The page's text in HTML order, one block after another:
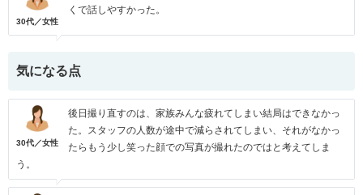
30代／女性
くで話しやすかった。
気になる点
30代／女性
後日撮り直すのは、家族みんな疲れてしまい結局はできなかっ
た。スタッフの人数が途中で減らされてしまい、それがなかっ
たらもう少し笑った顔での写真が撮れたのではと考えてしま
う。